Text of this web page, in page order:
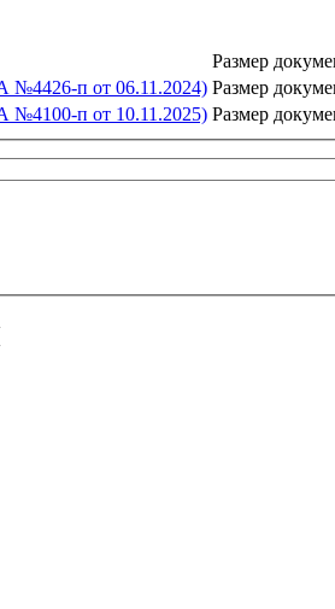
Размер
№4426-п от 06.11.2024) Размер
№4100-п от 10.11.2025) Размер